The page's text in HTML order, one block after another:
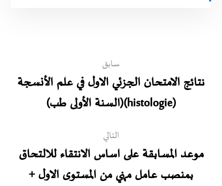
سابق
نتائج الامتحان الجزئي الاول في علم الأنسجة
(histologie)(السنة الأولى طب)
التالي
موعد المسابقة على اساس الانتقاء للالتحاق
بمنصب عامل مهني من المستوى الاول +